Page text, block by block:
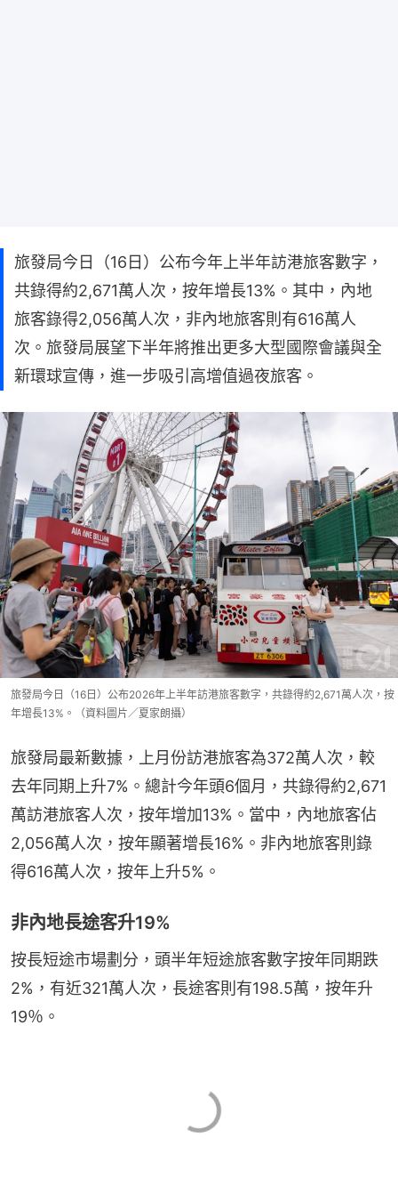
旅發局今日（16日）公布今年上半年訪港旅客數字，
共錄得約2,671萬人次，按年增長13%。其中，內地
旅客錄得2,056萬人次，非內地旅客則有616萬人
次。旅發局展望下半年將推出更多大型國際會議與全
新環球宣傳，進一步吸引高增值過夜旅客。
旅發局今日（16日）公布2026年上半年訪港旅客數字，共錄得約2,671萬人次，按
年增長13%。（資料圖片／夏家朗攝）
旅發局最新數據，上月份訪港旅客為372萬人次，較
去年同期上升7%。總計今年頭6個月，共錄得約2,671
萬訪港旅客人次，按年增加13%。當中，內地旅客佔
2,056萬人次，按年顯著增長16%。非內地旅客則錄
得616萬人次，按年上升5%。
非內地長途客升19%
按長短途市場劃分，頭半年短途旅客數字按年同期跌
2%，有近321萬人次，長途客則有198.5萬，按年升
19％。